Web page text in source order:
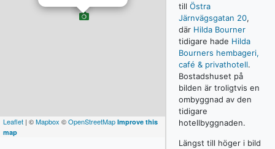
Leaflet | ©Mapbox ©OpenStreetMap Improve this
map
till Östra
Järnvägsgatan 20,
där Hilda Bourner
tidigare hade Hilda
Bourners hembageri,
café & privathotell.
Bostadshuset på
bilden är troligtvis en
ombyggnad av den
tidigare
hotellbyggnaden.
Längst till höger i bild